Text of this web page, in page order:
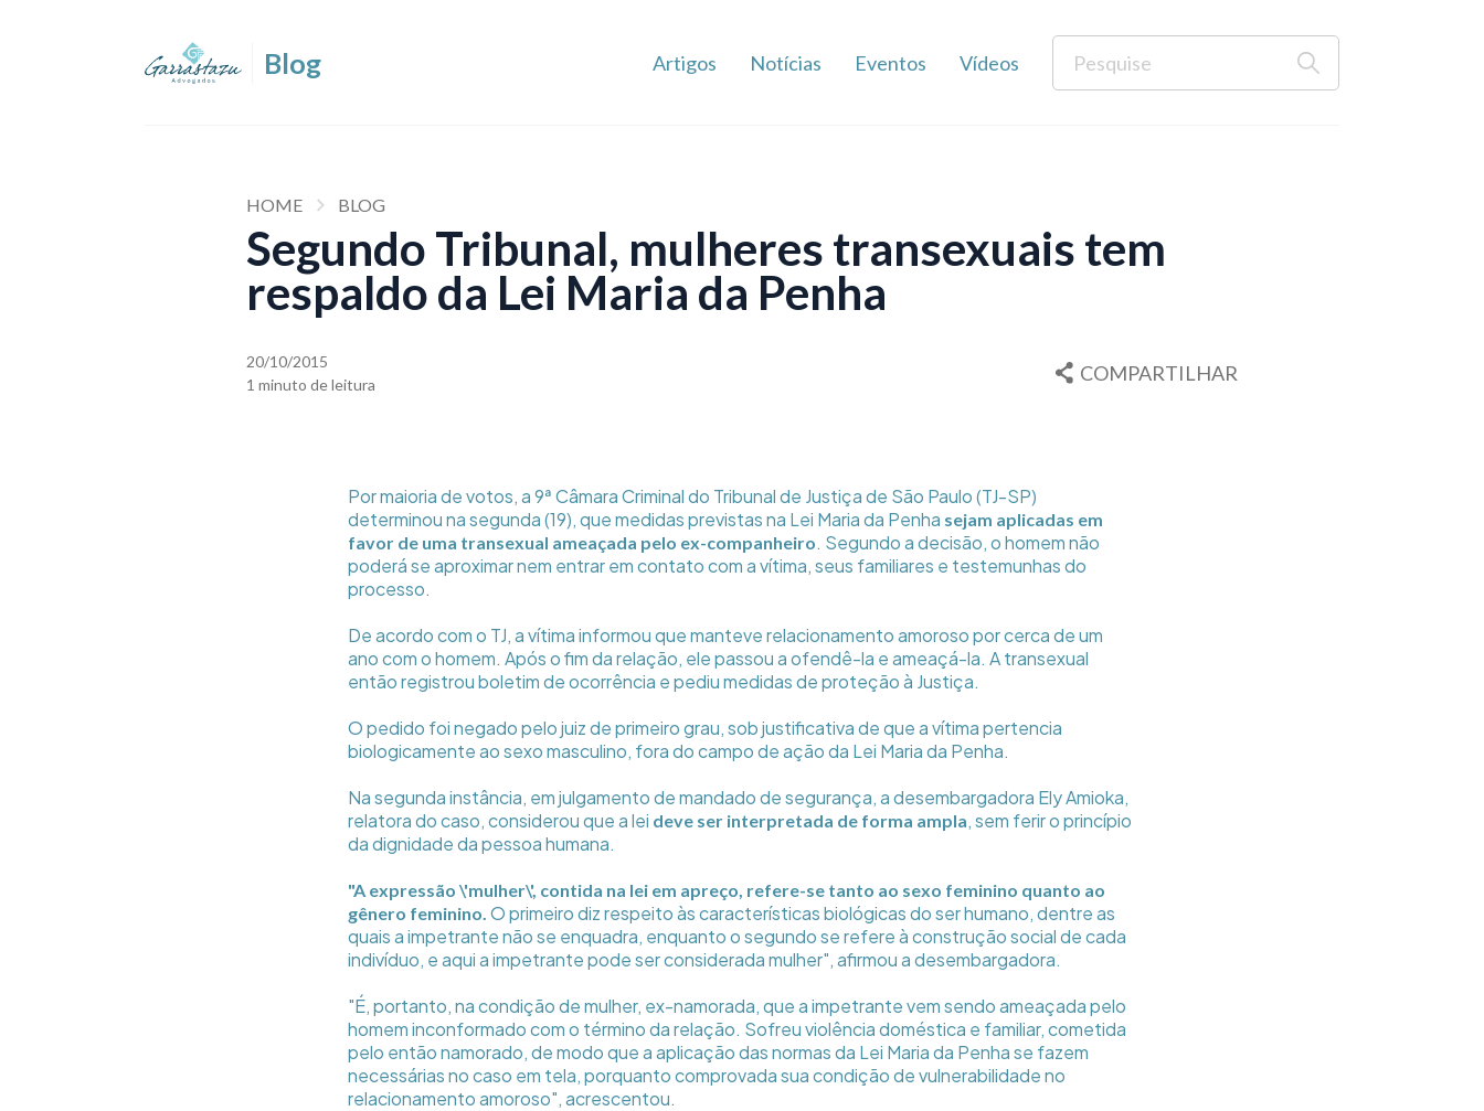
Artigos Notícias Eventos Vídeos
HOME BLOG
Segundo Tribunal, mulheres transexuais tem
respaldo da Lei Maria da Penha
20/10/2015
1 minuto de leitura
COMPARTILHAR
Por maioria de votos, a 9ª Câmara Criminal do Tribunal de Justiça de São Paulo (TJ-SP)
determinou na segunda (19), que medidas previstas na Lei Maria da Penha sejam aplicadas em
favor de uma transexual ameaçada pelo ex-companheiro. Segundo a decisão, o homem não
poderá se aproximar nem entrar em contato com a vítima, seus familiares e testemunhas do
processo.
De acordo com o TJ, a vítima informou que manteve relacionamento amoroso por cerca de um
ano com o homem. Após o fim da relação, ele passou a ofendê-la e ameaçá-la. A transexual
então registrou boletim de ocorrência e pediu medidas de proteção à Justiça.
O pedido foi negado pelo juiz de primeiro grau, sob justificativa de que a vítima pertencia
biologicamente ao sexo masculino, fora do campo de ação da Lei Maria da Penha.
Na segunda instância, em julgamento de mandado de segurança, a desembargadora Ely Amioka,
relatora do caso, considerou que a lei deve ser interpretada de forma ampla, sem ferir o princípio
da dignidade da pessoa humana.
"A expressão \'mulher\', contida na lei em apreço, refere-se tanto ao sexo feminino quanto ao
gênero feminino. O primeiro diz respeito às características biológicas do ser humano, dentre as
quais a impetrante não se enquadra, enquanto o segundo se refere à construção social de cada
indivíduo, e aqui a impetrante pode ser considerada mulher", afirmou a desembargadora.
"É, portanto, na condição de mulher, ex-namorada, que a impetrante vem sendo ameaçada pelo
homem inconformado com o término da relação. Sofreu violência doméstica e familiar, cometida
pelo então namorado, de modo que a aplicação das normas da Lei Maria da Penha se fazem
necessárias no caso em tela, porquanto comprovada sua condição de vulnerabilidade no
relacionamento amoroso", acrescentou.